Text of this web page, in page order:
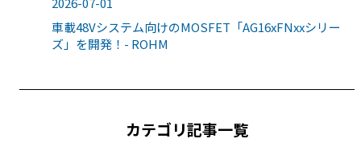
車載48Vシステム向けのMOSFET「AG16xFNxxシリー
ズ」を開発！- ROHM
カテゴリ記事一覧